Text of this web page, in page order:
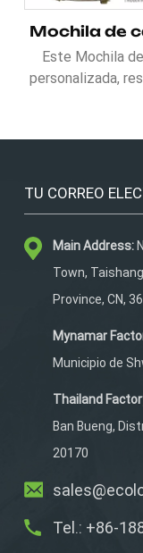
Este Mochila
personalizada,
en diferentes
acolchado de
25 mm de
muy cómodo para
cacerías. Es el
ideal para
Main Address:
Town,
Province, CN,
Mynamar
Municipio de
Thailand
Ban Bueng,
20170
Tel.: +86-